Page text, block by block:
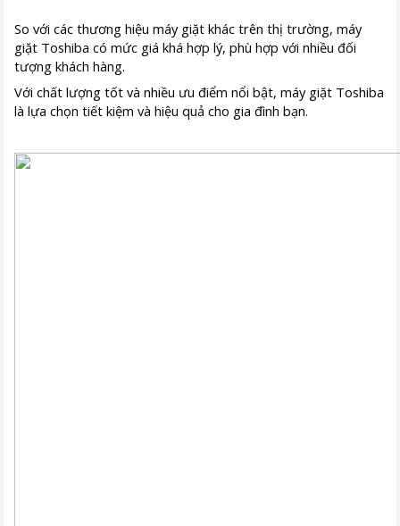
So với các thương hiệu máy giặt khác trên thị trường, máy
giặt Toshiba có mức giá khá hợp lý, phù hợp với nhiều đối
tượng khách hàng.
Với chất lượng tốt và nhiều ưu điểm nổi bật, máy giặt Toshiba
là lựa chọn tiết kiệm và hiệu quả cho gia đình bạn.